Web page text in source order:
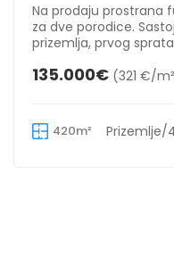
Na prodaju prostrana
za dve porodice.
prizemlja, prvog
135.000€ (321 €/
420m² Prizemlje/